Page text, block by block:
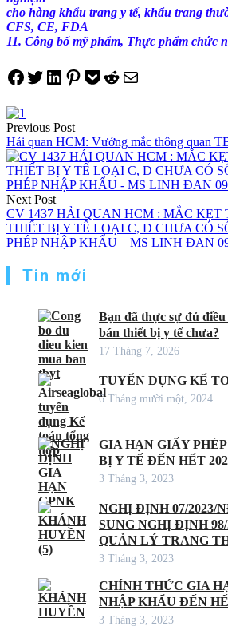
cho hàng khẩu trang y tế, khẩu trang
CFS, CE, FDA
11. Công bố mỹ phẩm, Thực phẩm chức
Share on Facebook
Tweet on Twitter
Share on LinkedIn
Pin on Pinterest
Save to pocket
Share on Reddit
Share via Email
Điều
hướng
bài
viết
Previous Post
Hải quan HCM: Vướng mắc thông quan
Next Post
CV 1437 HẢI QUAN HCM : MẮC KẸT
THIẾT BỊ Y TẾ LOẠI C, D CHƯA CÓ
PHÉP NHẬP KHẨU – MS LINH ĐAN
Tin mới
Bạn đã thực sự đủ
bán thiết bị y tế chưa?
17 Tháng 7, 2026
TUYỂN DỤNG KẾ
6 Tháng mười một, 2024
GIA HẠN GIẤY
BỊ Y TẾ ĐẾN HẾT
3 Tháng 3, 2023
NGHỊ ĐỊNH 07/2023/
SUNG NGHỊ ĐỊNH
QUẢN LÝ TRANG
3 Tháng 3, 2023
CHÍNH THỨC GIA
NHẬP KHẨU ĐẾN
3 Tháng 3, 2023